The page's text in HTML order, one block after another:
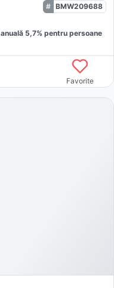
BMW209688
anuală 5,7% pentru persoane
Favorite